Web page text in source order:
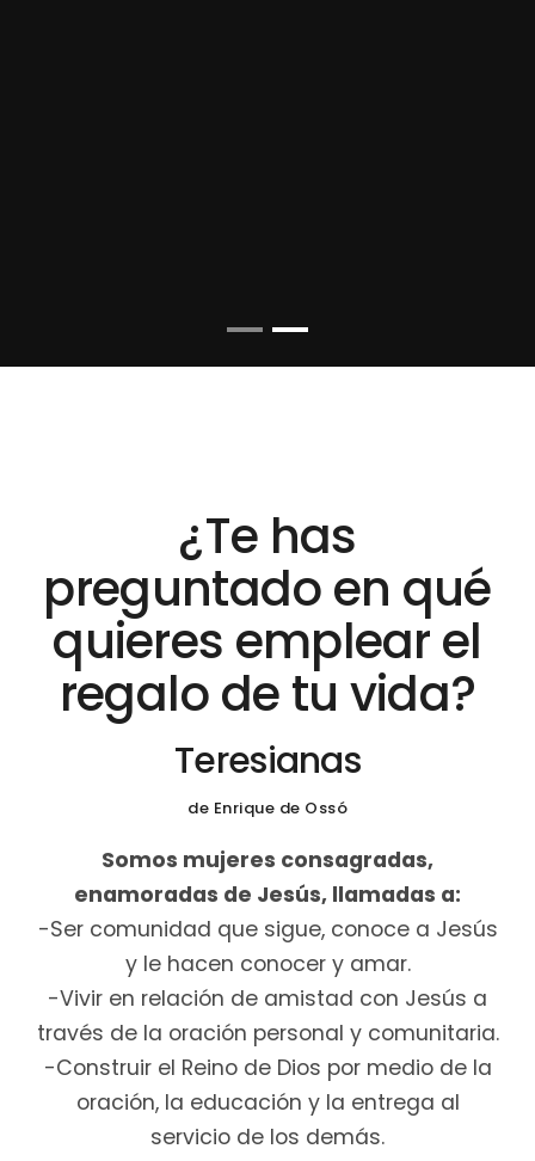
¿Te has
preguntado en qué
quieres emplear el
regalo de tu vida?
Teresianas
de Enrique de Ossó
Somos mujeres consagradas,
enamoradas de Jesús, llamadas a:
-Ser comunidad que sigue, conoce a Jesús
y le hacen conocer y amar.
-Vivir en relación de amistad con Jesús a
través de la oración personal y comunitaria.
-Construir el Reino de Dios por medio de la
oración, la educación y la entrega al
servicio de los demás.